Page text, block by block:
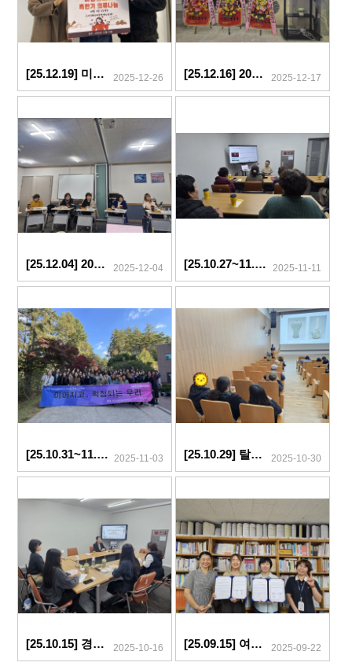
[25.12.19] 미샵컴퍼니 혹한기 의류 나눔 2025-12-26 [25.12.16] 2025년 여성장애인 송년의 밤 개최 2025-12-17
[25.12.04] 2025년 제4차 운영이사회 2025-12-04 [25.10.27~11.05] 스마트폰 동영상 제작 교실 2025-11-11
[25.10.31~11.01] 2025년 대구경북여상단체연합 활동가수련회 2025-11-03 [25.10.29] 탈시설 장애인 자조모임 "하모니" 미술관 나들이 2025-10-30
[25.10.15] 경상북도여성장애인복지관 가족행복팀 기관방문 2025-10-16 [25.09.15] 여성장애인의 삶의 질 향상과 공익활동 활성화를 위한 대구시민공익활동지원센터와의 업무협약 2025-09-22